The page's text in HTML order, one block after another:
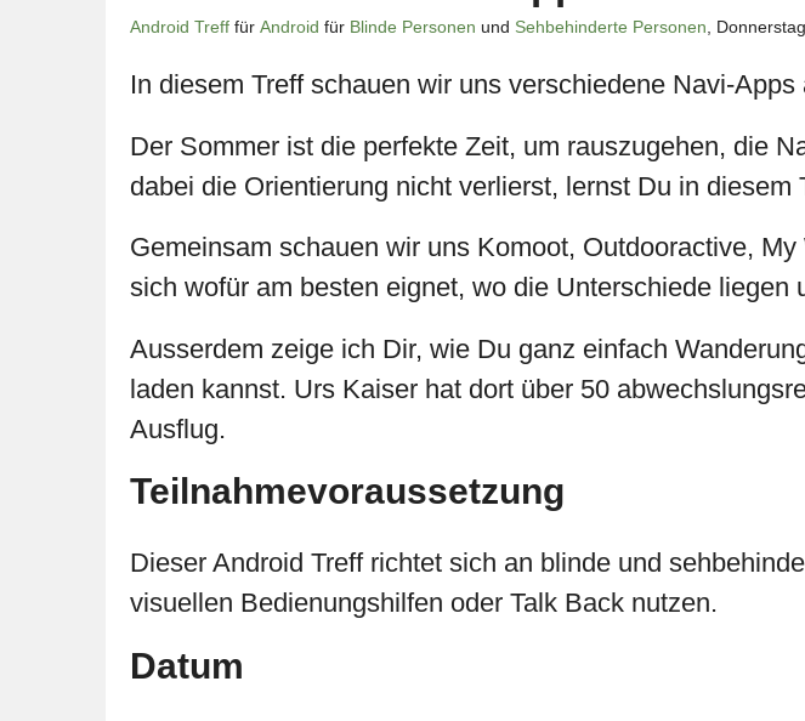
Android Treff für Android für Blinde Personen und Sehbehinderte Personen ,
In diesem Treff schauen wir uns verschiedene Navi-Apps
Der Sommer ist die perfekte Zeit, um rauszugehen, die
dabei die Orientierung nicht verlierst, lernst Du in
Gemeinsam schauen wir uns Komoot, Outdooractive,
sich wofür am besten eignet, wo die Unterschiede
Ausserdem zeige ich Dir, wie Du ganz einfach
laden kannst. Urs Kaiser hat dort über 50
Ausflug.
Teilnahmevoraussetzung
Dieser Android Treff richtet sich an blinde und
visuellen Bedienungshilfen oder Talk Back nutzen.
Datum